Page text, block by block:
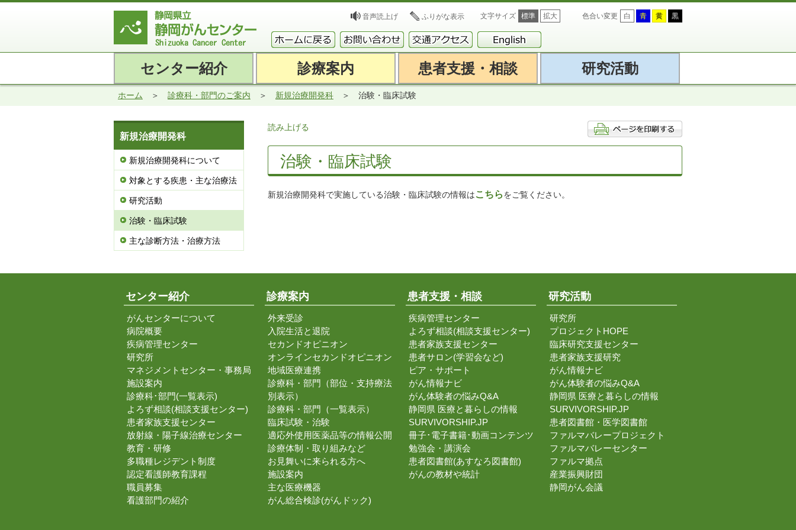
音声読上げ ふりがな表示 文字サイズ 標準 拡大 色合い変更 白 青 黄 黒
センター紹介 診療案内 患者支援・相談 研究活動
ホーム 診療科・部門のご案内 新規治療開発科 治験・臨床試験
読み上げる
治験・臨床試験
新規治療開発科で実施している治験・臨床試験の情報はこちらをご覧ください。
新規治療開発科
新規治療開発科について
対象とする疾患・主な治療法
研究活動
治験・臨床試験
主な診断方法・治療方法
センター紹介
がんセンターについて
病院概要
疾病管理センター
研究所
マネジメントセンター・事務局
施設案内
診療科･部門(一覧表示)
よろず相談(相談支援センター)
患者家族支援センター
放射線・陽子線治療センター
教育・研修
多職種レジデント制度
認定看護師教育課程
職員募集
看護部門の紹介
診療案内
外来受診
入院生活と退院
セカンドオピニオン
オンラインセカンドオピニオン
地域医療連携
診療科・部門（部位・支持療法
別表示）
診療科・部門（一覧表示）
臨床試験・治験
適応外使用医薬品等の情報公開
診療体制・取り組みなど
お見舞いに来られる方へ
施設案内
主な医療機器
がん総合検診(がんドック)
患者支援・相談
疾病管理センター
よろず相談(相談支援センター)
患者家族支援センター
患者サロン(学習会など)
ピア・サポート
がん情報ナビ
がん体験者の悩みQ&A
静岡県 医療と暮らしの情報
SURVIVORSHIP.JP
冊子･電子書籍･動画コンテンツ
勉強会・講演会
患者図書館(あすなろ図書館)
がんの教材や統計
研究活動
研究所
プロジェクトHOPE
臨床研究支援センター
患者家族支援研究
がん情報ナビ
がん体験者の悩みQ&A
静岡県 医療と暮らしの情報
SURVIVORSHIP.JP
患者図書館・医学図書館
ファルマバレープロジェクト
ファルマバレーセンター
ファルマ拠点
産業振興財団
静岡がん会議